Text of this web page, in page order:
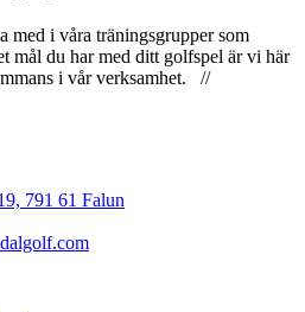
med i våra träningsgrupper som
mål du har med ditt golfspel är vi här
i vår verksamhet. //
791 61 Falun